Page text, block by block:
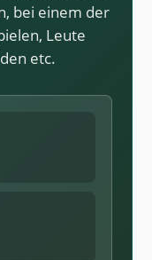
bei einem der
Leute
etc.